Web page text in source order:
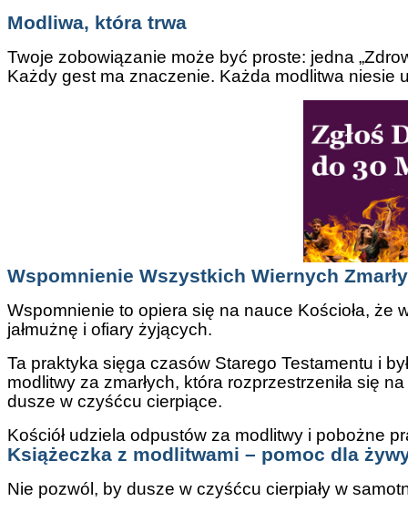
Modliwa, która trwa
Twoje zobowiązanie może być proste: jedna
Każdy gest ma znaczenie. Każda modlitwa niesie
Wspomnienie Wszystkich Wiernych
Wspomnienie to opiera się na nauce Kościoła, że
jałmużnę i ofiary żyjących.
Ta praktyka sięga czasów Starego Testamentu i
modlitwy za zmarłych, która rozprzestrzeniła się
dusze w czyśćcu cierpiące.
Kościół udziela odpustów za modlitwy i pobożne
Książeczka z modlitwami – pomoc dla
Nie pozwól, by dusze w czyśćcu cierpiały w